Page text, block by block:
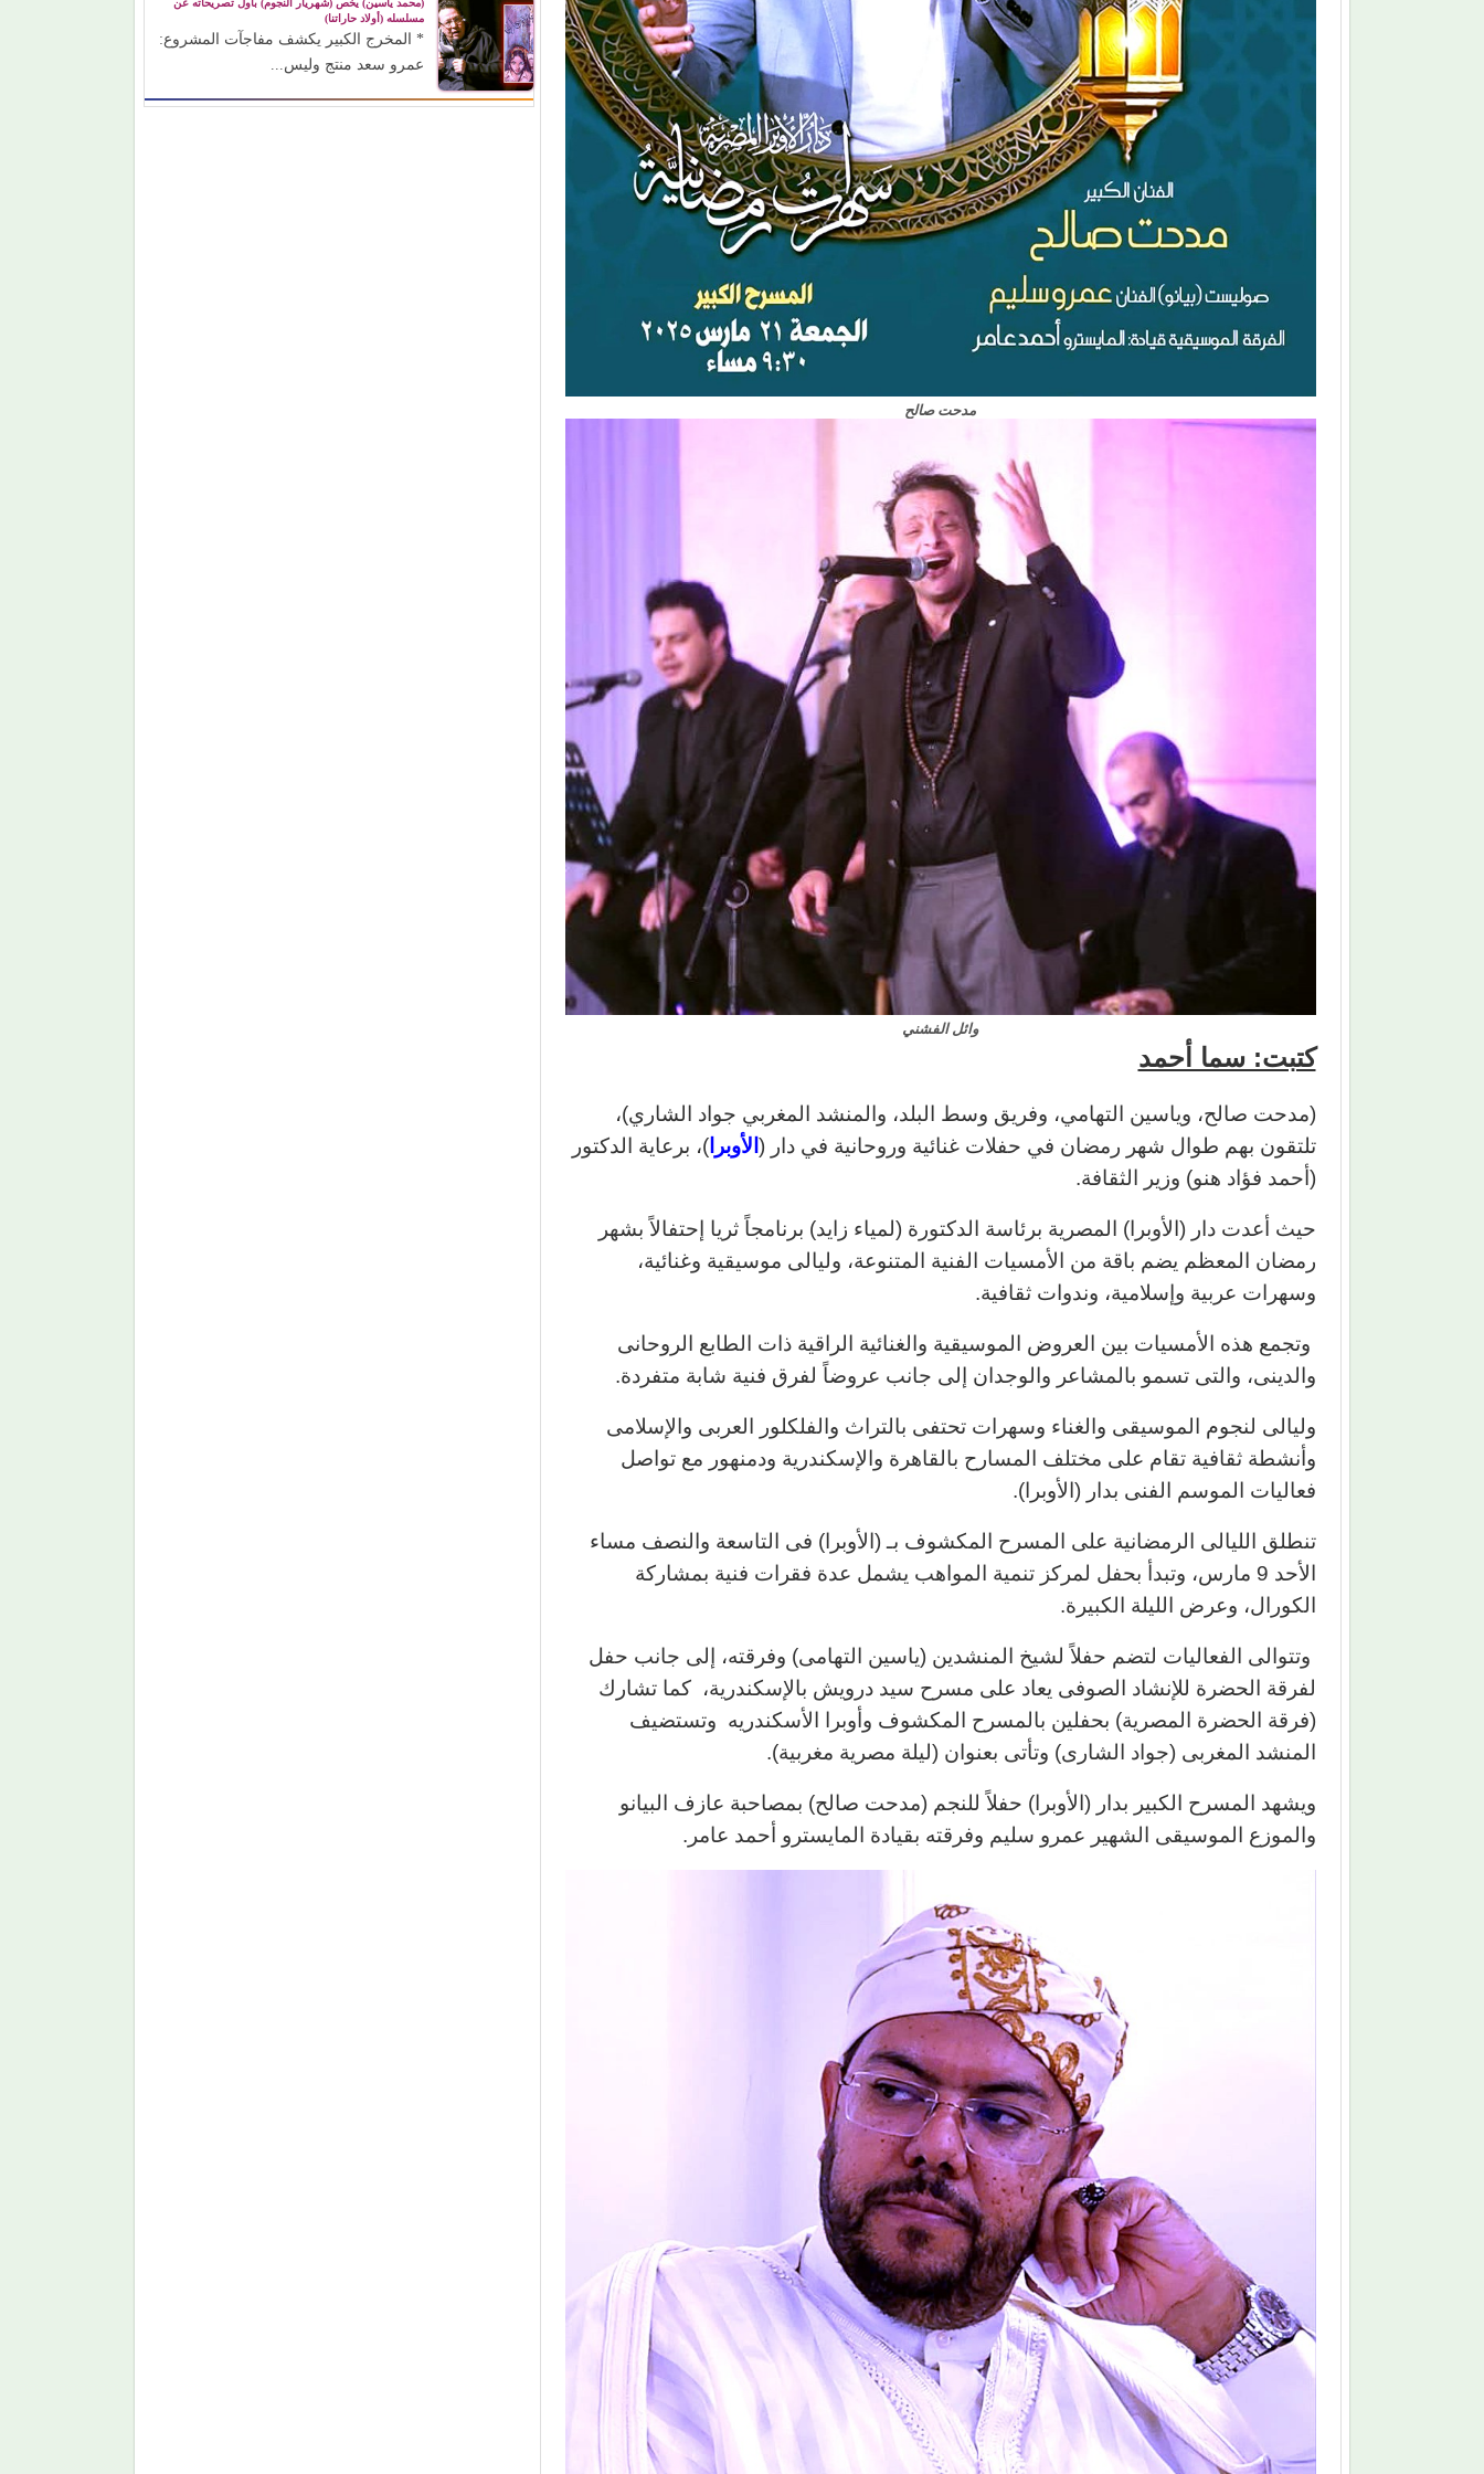
مدحت صالح
وائل الفشني
كتبت: سما أحمد
(مدحت صالح، وياسين التهامي، وفريق وسط البلد، والمنشد المغربي جواد الشاري)،
تلتقون بهم طوال شهر رمضان في حفلات غنائية وروحانية في دار ( الأوبرا)، برعاية الدكتور
(أحمد فؤاد هنو) وزير الثقافة.
حيث أعدت دار (الأوبرا) المصرية برئاسة الدكتورة (لمياء زايد) برنامجاً ثريا إحتفالاً بشهر
رمضان المعظم يضم باقة من الأمسيات الفنية المتنوعة، وليالى موسيقية وغنائية،
وسهرات عربية وإسلامية، وندوات ثقافية.
وتجمع هذه الأمسيات بين العروض الموسيقية والغنائية الراقية ذات الطابع الروحانى
والدينى، والتى تسمو بالمشاعر والوجدان إلى جانب عروضاً لفرق فنية شابة متفردة.
وليالى لنجوم الموسيقى والغناء وسهرات تحتفى بالتراث والفلكلور العربى والإسلامى
وأنشطة ثقافية تقام على مختلف المسارح بالقاهرة والإسكندرية ودمنهور مع تواصل
فعاليات الموسم الفنى بدار (الأوبرا).
تنطلق الليالى الرمضانية على المسرح المكشوف بـ (الأوبرا) فى التاسعة والنصف مساء
الأحد 9 مارس، وتبدأ بحفل لمركز تنمية المواهب يشمل عدة فقرات فنية بمشاركة
الكورال، وعرض الليلة الكبيرة.
وتتوالى الفعاليات لتضم حفلاً لشيخ المنشدين (ياسين التهامى) وفرقته، إلى جانب حفل
لفرقة الحضرة للإنشاد الصوفى يعاد على مسرح سيد درويش بالإسكندرية، كما تشارك
(فرقة الحضرة المصرية) بحفلين بالمسرح المكشوف وأوبرا الأسكندريه وتستضيف
المنشد المغربى (جواد الشارى) وتأتى بعنوان (ليلة مصرية مغربية).
ويشهد المسرح الكبير بدار (الأوبرا) حفلاً للنجم (مدحت صالح) بمصاحبة عازف البيانو
والموزع الموسيقى الشهير عمرو سليم وفرقته بقيادة المايسترو أحمد عامر.
(محمد ياسين) يخص (شهريار النجوم) بأول تصريحاته عن
مسلسله (أولاد حاراتنا)
* المخرج الكبير يكشف مفاجآت المشروع:
عمرو سعد منتج وليس...